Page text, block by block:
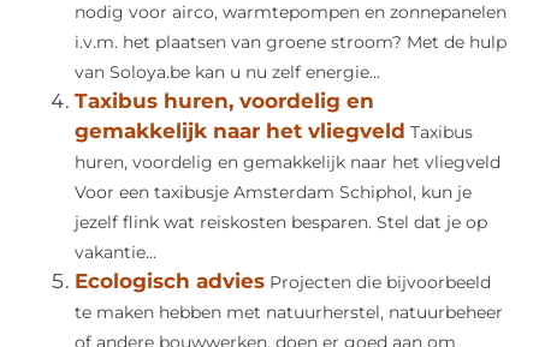
nodig voor airco, warmtepompen en zonnepanelen
i.v.m. het plaatsen van groene stroom? Met de hulp
van Soloya.be kan u nu zelf energie...
Taxibus huren, voordelig en
gemakkelijk naar het vliegveld Taxibus
huren, voordelig en gemakkelijk naar het vliegveld
Voor een taxibusje Amsterdam Schiphol, kun je
jezelf flink wat reiskosten besparen. Stel dat je op
vakantie...
Ecologisch advies Projecten die bijvoorbeeld
te maken hebben met natuurherstel, natuurbeheer
of andere bouwwerken, doen er goed aan om